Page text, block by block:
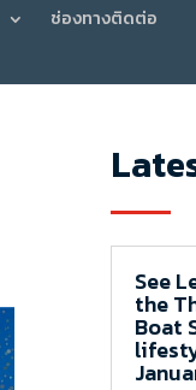
ช่องทางติดต่อ
See
the
Boat